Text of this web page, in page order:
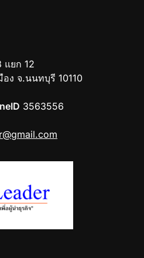
แยก 12
ง จ.นนทบุรี 10110
3563556